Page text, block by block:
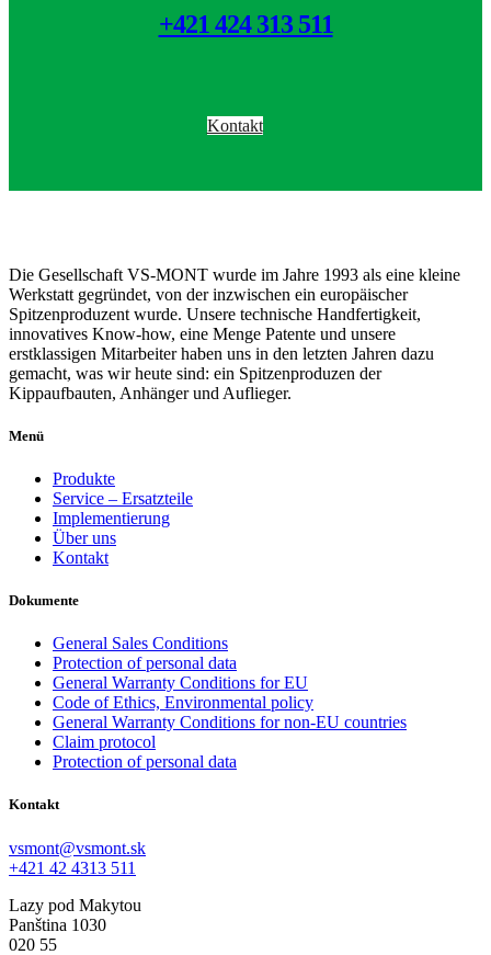
+421 424 313 511
Kontakt
Die Gesellschaft VS-MONT wurde im Jahre 1993 als eine kleine
Werkstatt gegründet, von der inzwischen ein europäischer
Spitzenproduzent wurde. Unsere technische Handfertigkeit,
innovatives Know-how, eine Menge Patente und unsere
erstklassigen Mitarbeiter haben uns in den letzten Jahren dazu
gemacht, was wir heute sind: ein Spitzenproduzen der
Kippaufbauten, Anhänger und Auflieger.
Menü
Produkte
Service – Ersatzteile
Implementierung
Über uns
Kontakt
Dokumente
General Sales Conditions
Protection of personal data
General Warranty Conditions for EU
Code of Ethics, Environmental policy
General Warranty Conditions for non-EU countries
Claim protocol
Protection of personal data
Kontakt
vsmont@vsmont.sk
+421 42 4313 511
Lazy pod Makytou
Panština 1030
020 55